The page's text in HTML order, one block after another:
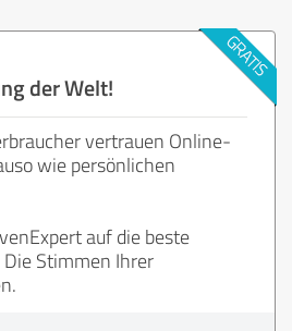
der Welt!
vertrauen Online-
wie persönlichen
auf die beste
Stimmen Ihrer